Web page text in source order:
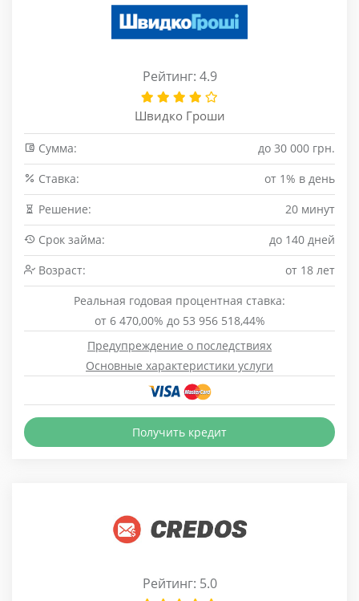
Рейтинг: 4.9
Швидко Гроши
Сумма:
до 30 000 грн.
Cтавка:
от 1% в день
Решение:
20 минут
Срок займа:
до 140 дней
Возраст:
от 18 лет
Реальная годовая процентная ставка:
от 6 470,00% до 53 956 518,44%
Предупреждение о последствиях
Основные характеристики услуги
Получить кредит
Рейтинг: 5.0